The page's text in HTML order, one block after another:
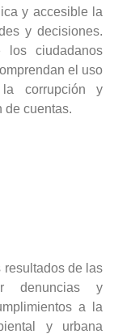
y accesible la
y decisiones.
los ciudadanos
el uso
corrupción y
de cuentas.
resultados de las
denuncias y
a la
y urbana